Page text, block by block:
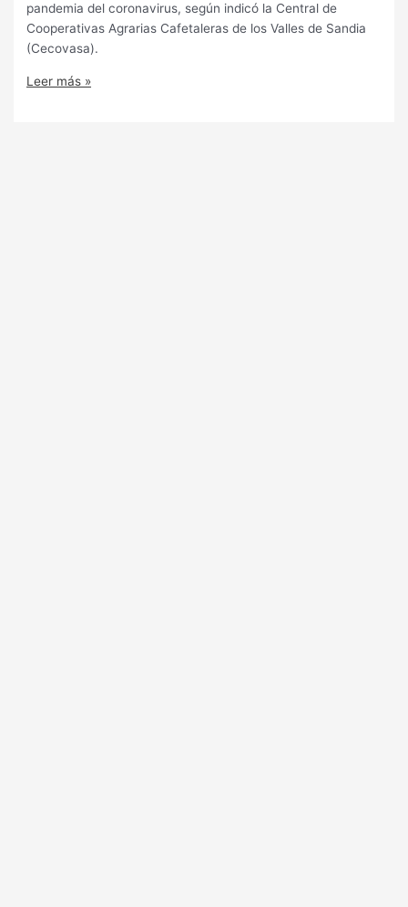
pandemia del coronavirus, según indicó la Central de
Cooperativas Agrarias Cafetaleras de los Valles de Sandia
(Cecovasa).
Leer más »